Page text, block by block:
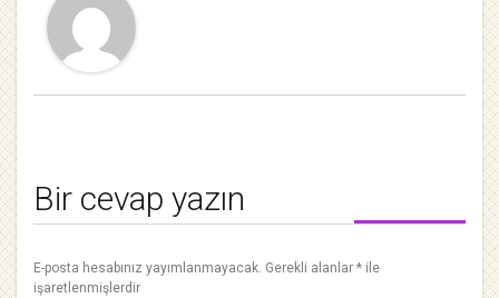
Bir cevap yazın
E-posta hesabınız yayımlanmayacak. Gerekli alanlar * ile
işaretlenmişlerdir